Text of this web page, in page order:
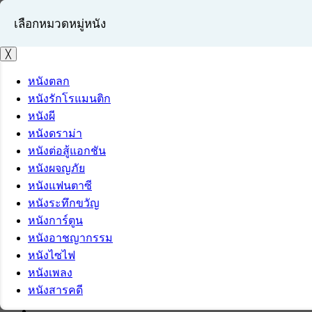
เข้าสู่ระบบ
สมัครสมาชิก
เลือกหมวดหมู่หนัง
╳
หนังตลก
หนังรักโรแมนติก
หนังผี
หนังดราม่า
หนังต่อสู้แอกชัน
หนังผจญภัย
หนังแฟนตาซี
หนังระทึกขวัญ
หนังการ์ตูน
หนังอาชญากรรม
หนังไซไฟ
หนังเพลง
หนังสารคดี